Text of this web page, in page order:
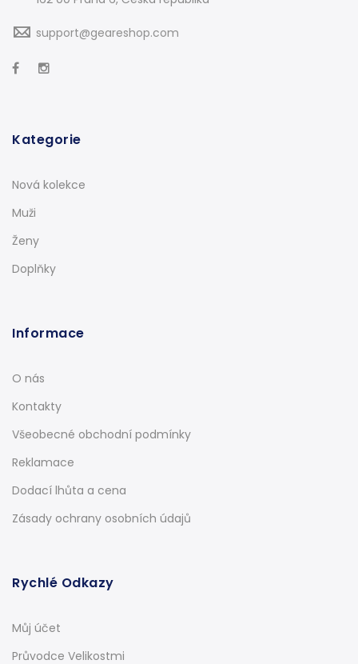
support@geareshop.com
Kategorie
Nová kolekce
Muži
Ženy
Doplňky
Informace
O nás
Kontakty
Všeobecné obchodní podmínky
Reklamace
Dodací lhůta a cena
Zásady ochrany osobních údajů
Rychlé Odkazy
Můj účet
Průvodce Velikostmi